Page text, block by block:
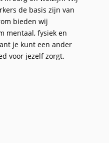
de basis zijn van
bieden wij
mentaal, fysiek en
je kunt een ander
voor jezelf zorgt.